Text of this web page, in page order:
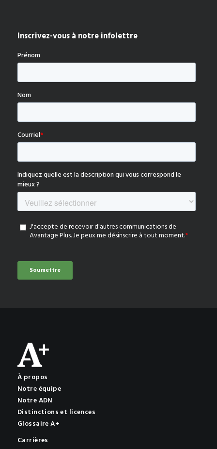
À propos
Notre équipe
Notre ADN
Distinctions et licences
Glossaire A+
Carrières